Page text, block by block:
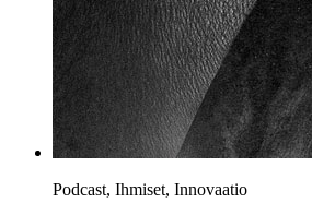
Podcast, Ihmiset, Innovaatio